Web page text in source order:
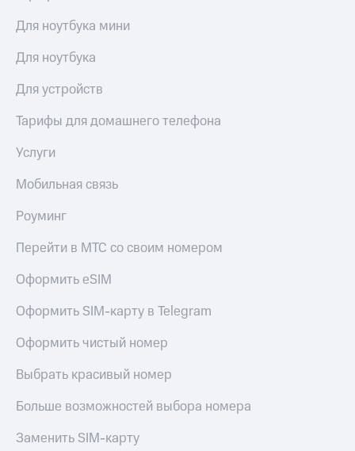
Для ноутбука мини
Для ноутбука
Для устройств
Тарифы для домашнего телефона
Услуги
Мобильная связь
Роуминг
Перейти в МТС со своим номером
Оформить eSIM
Оформить SIM-карту в Telegram
Оформить чистый номер
Выбрать красивый номер
Больше возможностей выбора номера
Заменить SIM-карту